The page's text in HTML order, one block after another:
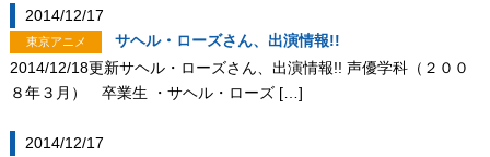
2014/12/17
東京アニメ
サヘル・ローズさん、出演情報!!
2014/12/18更新サヘル・ローズさん、出演情報!! 声優学科（２００
８年３月） 卒業生 ・サヘル・ローズ […]
2014/12/17